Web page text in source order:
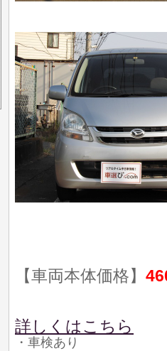
【車両本体価格】
詳しくはこちら
・車検あり